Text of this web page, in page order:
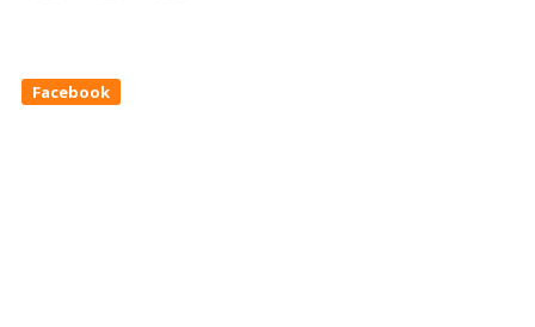
Facebook